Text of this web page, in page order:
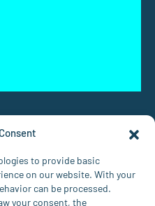
to provide basic
on our website. With your
can be processed.
your consent, the